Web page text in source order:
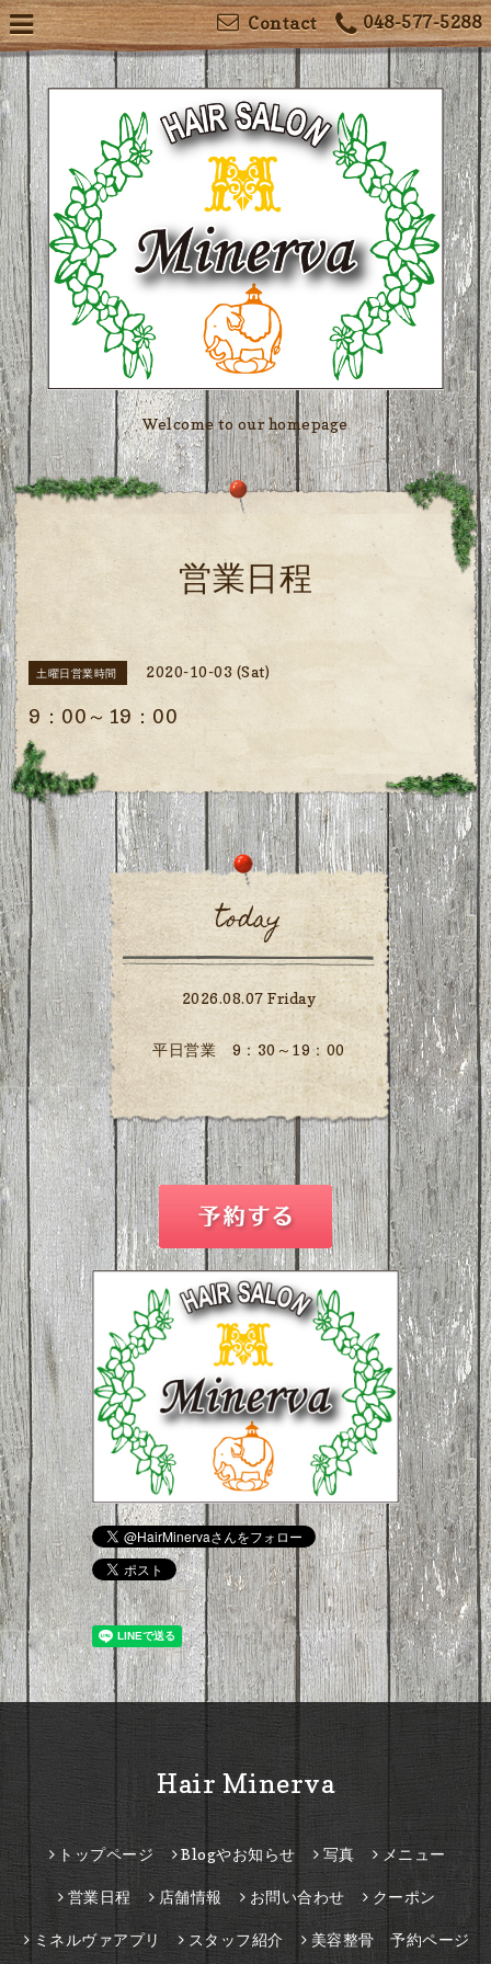
048-577-5288
Contact
Welcome to our homepage
営業日程
土曜日営業時間 2020-10-03 (Sat)
9：00～19：00
today
2026.08.07 Friday
平日営業 9：30～19：00
Hair Minerva
トップページ Blogやお知らせ 写真 メニュー
営業日程 店舗情報 お問い合わせ クーポン
ミネルヴァアプリ スタッフ紹介 美容整骨 予約ページ